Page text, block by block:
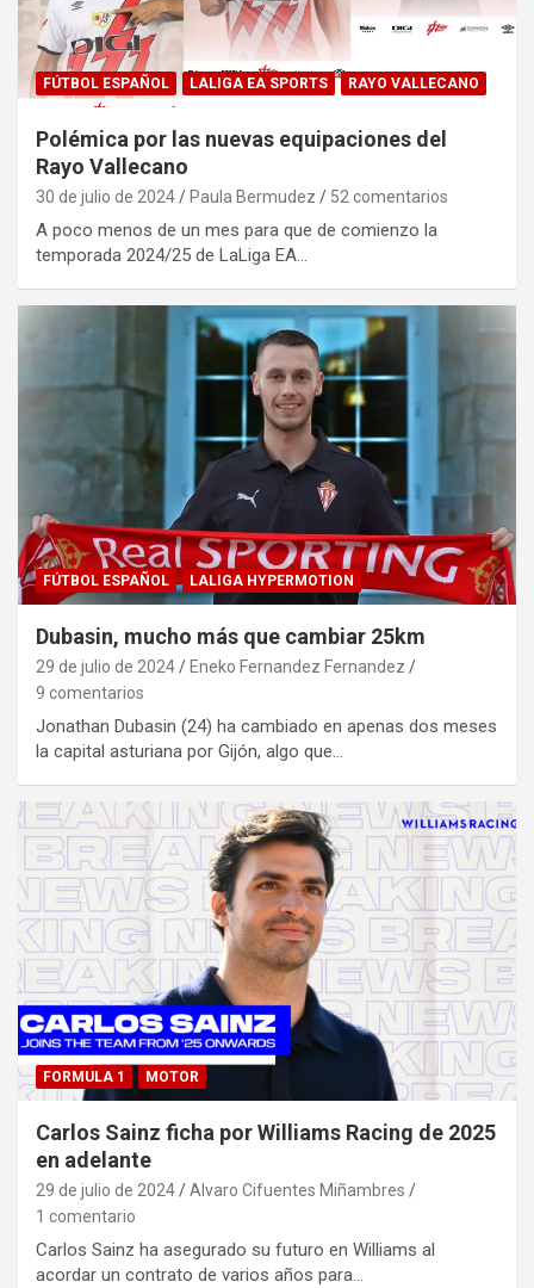
FÚTBOL ESPAÑOL LALIGA EA SPORTS RAYO VALLECANO
Polémica por las nuevas equipaciones del
Rayo Vallecano
30 de julio de 2024 Paula Bermudez 52 comentarios
A poco menos de un mes para que de comienzo la
temporada 2024/25 de LaLiga EA…
FÚTBOL ESPAÑOL LALIGA HYPERMOTION
Dubasin, mucho más que cambiar 25km
29 de julio de 2024
Eneko Fernandez Fernandez
9 comentarios
Jonathan Dubasin (24) ha cambiado en apenas dos meses
la capital asturiana por Gijón, algo que…
FORMULA 1 MOTOR
Carlos Sainz ficha por Williams Racing de 2025
en adelante
29 de julio de 2024
Alvaro Cifuentes Miñambres
1 comentario
Carlos Sainz ha asegurado su futuro en Williams al
acordar un contrato de varios años para…